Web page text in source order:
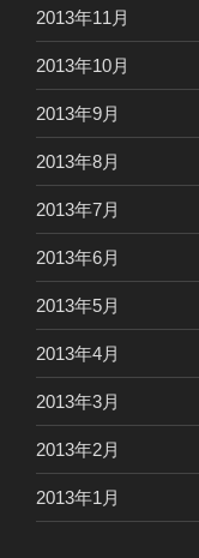
2013年11月
2013年10月
2013年9月
2013年8月
2013年7月
2013年6月
2013年5月
2013年4月
2013年3月
2013年2月
2013年1月